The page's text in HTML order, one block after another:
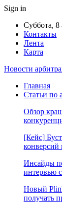
Sign in
Суббота, 8
Контакты
Лента
Карта
Новости
Главная
Статьи по
Обзор
[Кейс]
конверсий
Инсайды
интервью
Новый
получать